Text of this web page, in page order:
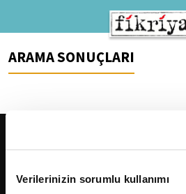
Verilerinizin sorumlu kullanımı
ARAMA SONUÇLARI